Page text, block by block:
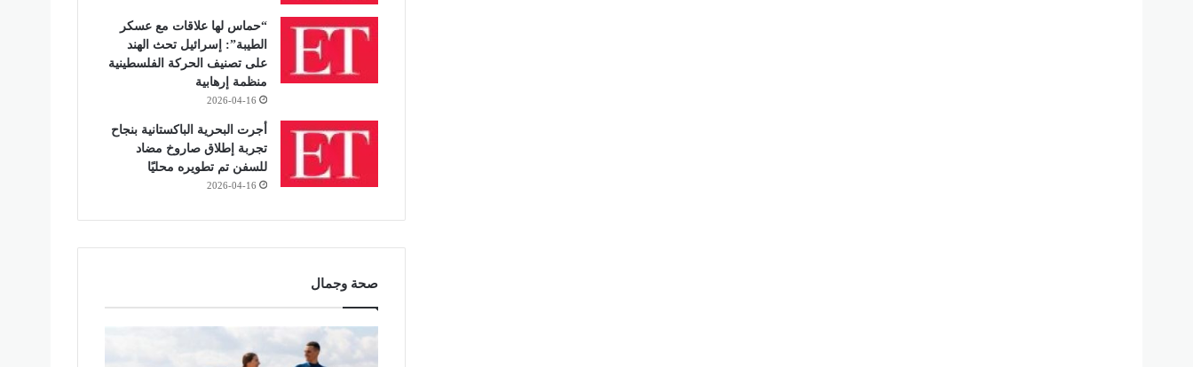
“حماس لها علاقات مع عسكر
الطيبة”: إسرائيل تحث الهند
على تصنيف الحركة الفلسطينية
منظمة إرهابية
2026-04-16
أجرت البحرية الباكستانية بنجاح
تجربة إطلاق صاروخ مضاد
للسفن تم تطويره محليًا
2026-04-16
صحة وجمال